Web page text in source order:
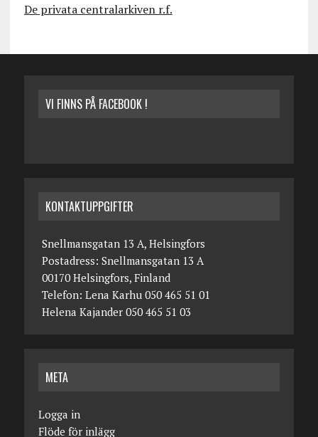
De privata centralarkiven r.f.
VI FINNS PÅ FACEBOOK !
KONTAKTUPPGIFTER
Snellmansgatan 13 A, Helsingfors
Postadress: Snellmansgatan 13 A
00170 Helsingfors, Finland
Telefon: Lena Karhu 050 465 51 01
Helena Kajander 050 465 51 03
META
Logga in
Flöde för inlägg